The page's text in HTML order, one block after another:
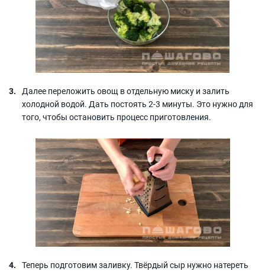
Далее переложить овощ в отдельную миску и залить
холодной водой. Дать постоять 2-3 минуты. Это нужно для
того, чтобы остановить процесс приготовления.
Теперь подготовим заливку. Твёрдый сыр нужно натереть